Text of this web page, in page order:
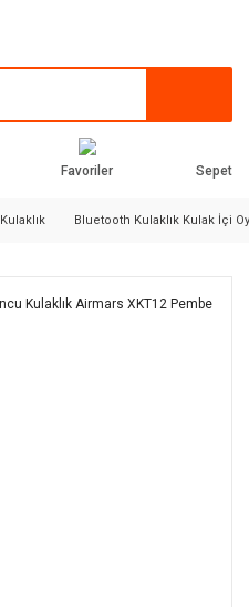
Favoriler Sepet
Kulaklık Bluetooth Kulaklık Kulak İçi